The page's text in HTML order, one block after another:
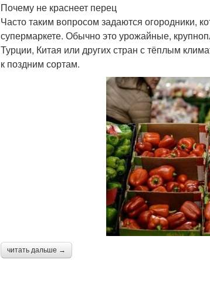
Почему не краснеет перец
Часто таким вопросом задаются огородники,
супермаркете. Обычно это урожайные,
Турции, Китая или других стран с тёплым
к поздним сортам.
читать дальше →